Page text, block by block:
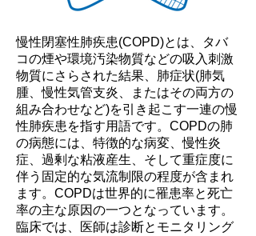
慢性閉塞性肺疾患(COPD)とは、タバ
コの煙や環境汚染物質などの吸入刺激
物質にさらされた結果、肺症状(肺気
腫、慢性気管支炎、またはその両方の
組み合わせなど)を引き起こす一連の慢
性肺疾患を指す用語です。COPDの肺
の病態には、特徴的な病変、慢性炎
症、過剰な粘液産生、そして重症度に
伴う固定的な気流制限の程度が含まれ
ます。COPDは世界的に罹患率と死亡
率の主な原因の一つとなっています。
臨床では、医師は診断とモニタリング